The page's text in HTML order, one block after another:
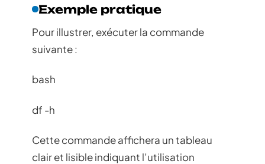
Exemple pratique
Pour illustrer, exécuter la commande
suivante :
bash
df -h
Cette commande affichera un tableau
clair et lisible indiquant l’utilisation